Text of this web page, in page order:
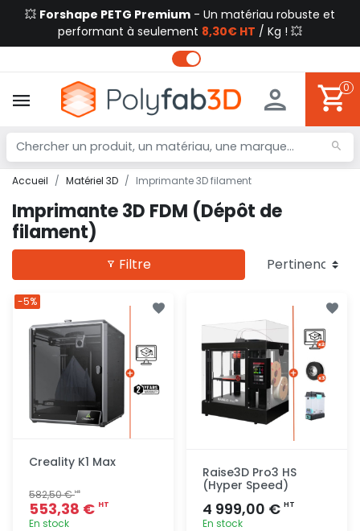
💥 Forshape PETG Premium - Un matériau robuste et
performant à seulement 8,30€ HT / Kg ! 💥
0
Accueil Matériel 3D Imprimante 3D filament
Imprimante 3D FDM (Dépôt de
filament)
Filtre
Creality K1 Max
582,50 €HT
553,38 € HT
En stock
-5%
Raise3D Pro3 HS
(Hyper Speed)
4 999,00 € HT
En stock